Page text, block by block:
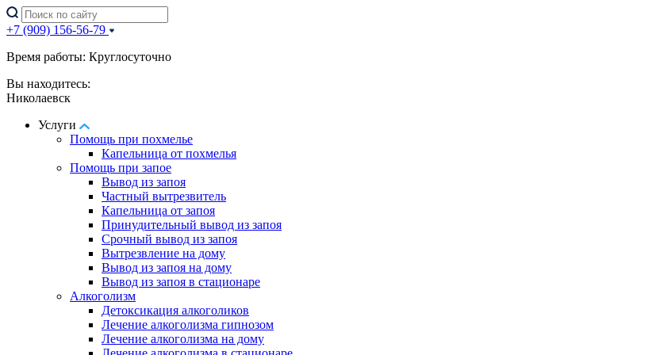
+7 (909) 156-56-79
Время работы: Круглосуточно
Вы находитесь:
Николаевск
Услуги
Помощь при похмелье
Капельница от похмелья
Помощь при запое
Вывод из запоя
Частный вытрезвитель
Капельница от запоя
Принудительный вывод из запоя
Срочный вывод из запоя
Вытрезвление на дому
Вывод из запоя на дому
Вывод из запоя в стационаре
Алкоголизм
Детоксикация алкоголиков
Лечение алкоголизма гипнозом
Лечение алкоголизма на дому